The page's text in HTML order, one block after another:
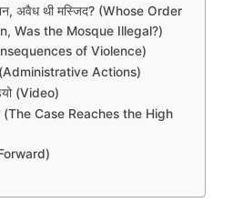
अवैध थी मस्जिद? (Whose Order
Was the Mosque Illegal?)
of Violence)
(Administrative Actions)
(Video)
(The Case Reaches the High